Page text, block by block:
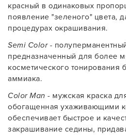
красный в одинаковых
появление "зеленого" цвета,
процедурах окрашивания.
Semi Color-
предназначенный для более
косметического тонирования
аммиака.
Color Man - мужская краска
обогащенная ухаживающими
обеспечивает быстрое и
закрашивание седины,